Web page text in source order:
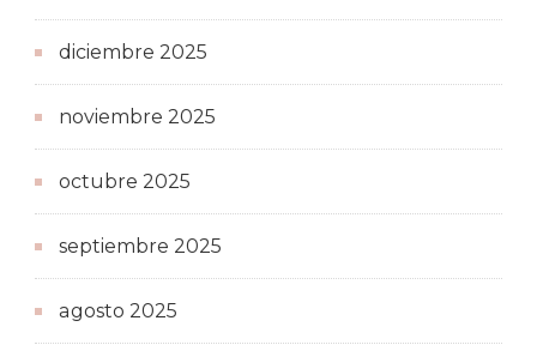
diciembre 2025
noviembre 2025
octubre 2025
septiembre 2025
agosto 2025